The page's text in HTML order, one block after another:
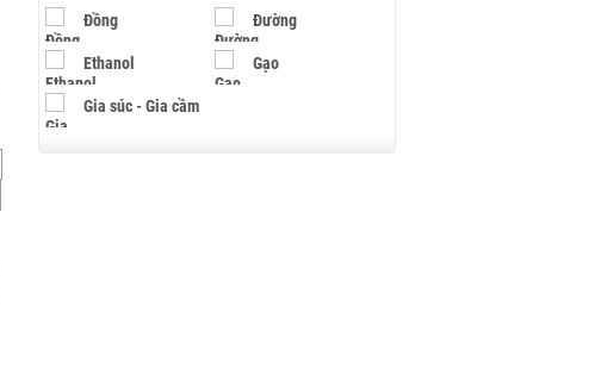
Đồng Đường
Ethanol Gạo
Gia súc - Gia cầm